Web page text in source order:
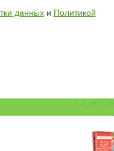
данныхи Политикой